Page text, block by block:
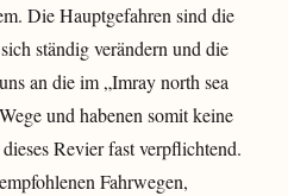
Die Hauptgefahren sind die
ständig verändern und die
an die im „Imray north sea
und habenen somit keine
Revier fast verpflichtend.
Fahrwegen,